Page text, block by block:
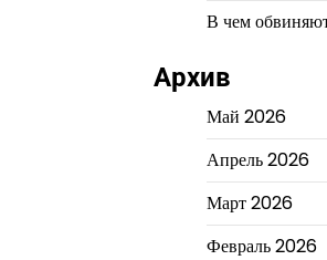
В чем
Архив
Май 2026
Апрель 2026
Март 2026
Февраль 2026